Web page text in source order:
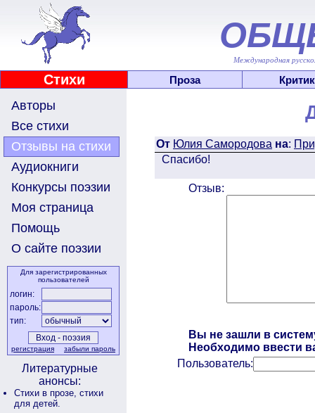
Международная
Стихи Проза
Авторы
Все стихи
Отзывы на стихи
Аудиокниги
Конкурсы поэзии
Моя страница
Помощь
О сайте поэзии
Для зарегистрированных
пользователей
логин:
пароль:
тип:
регистрация забыли пароль
Литературные
анонсы:
Стихи в прозе, стихи
для детей.
От Юлия Самородова на:
Спасибо!
Отзыв:
Вы не зашли в
Необходимо ввести
Пользователь: